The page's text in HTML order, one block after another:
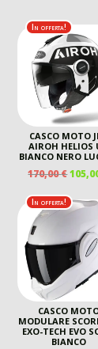
In offerta!
CASCO MOTO
AIROH HELIOS
BIANCO NERO
170,00€IL
ERA:
In offerta!
CASCO
MODULARE
EXO-TECH EVO
BIANCO